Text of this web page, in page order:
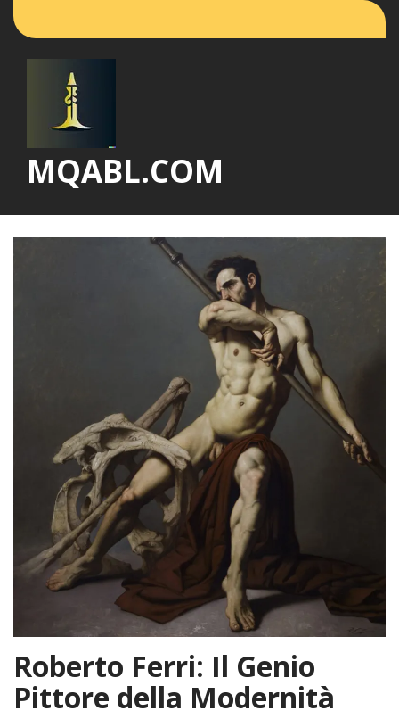
MQABL.COM
Roberto Ferri: Il Genio
Pittore della Modernità